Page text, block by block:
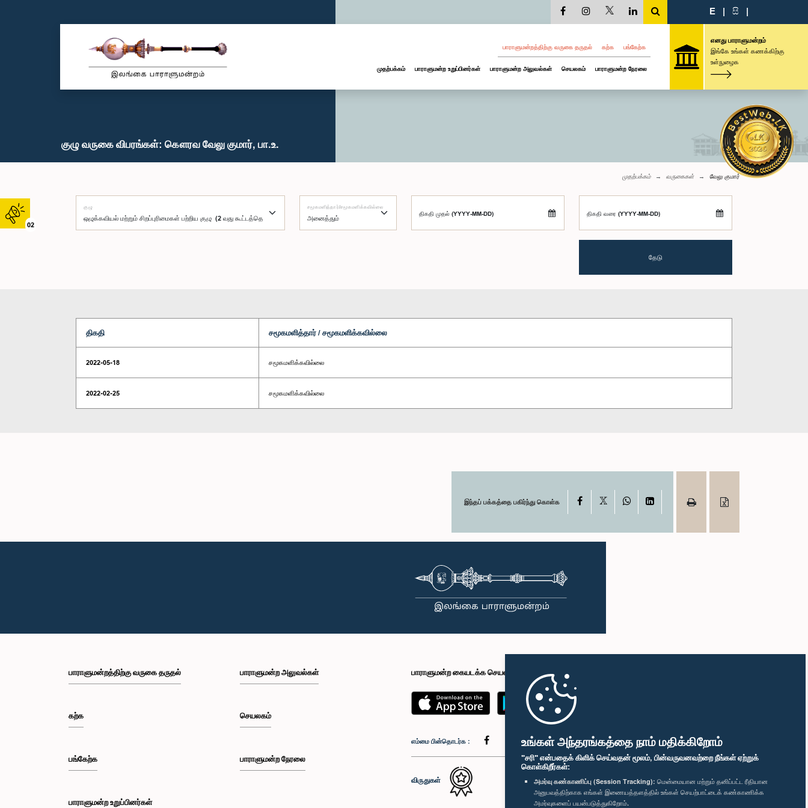
உங்கள் அந்தரங்கத்தை நாம் மதிக்கிறோம்
"சரி" என்பதைக் கிளிக் செய்வதன் மூலம், பின்வருவனவற்றை நீங்கள் ஏற்றுக்
கொள்கிறீர்கள்:
அமர்வு கண்காணிப்பு (Session Tracking): மென்மையான மற்றும் தனிப்பட்ட ரீதியான
அனுபவத்திற்காக எங்கள் இணையத்தளத்தில் உங்கள் செயற்பாட்டைக் கண்காணிக்க
அமர்வுகளைப் பயன்படுத்துகிறோம்.
02
E | සි |
பாராளுமன்றத்திற்கு வருகை தருதல் கற்க பங்கேற்க
முதற்பக்கம் பாராளுமன்ற உறுப்பினர்கள் பாராளுமன்ற அலுவல்கள் செயலகம் பாராளுமன்ற நேரலை
எனது பாராளுமன்றம்
இங்கே உங்கள் கணக்கிற்கு
உள்நுழைக
குழு வருகை விபரங்கள்: கௌரவ வேலு குமார், பா.உ.
முதற்பக்கம் வருகைகள் வேலு குமார்
குழு சமூகமளித்தார்/சமூகமளிக்கவில்லை
திகதி முதல் (YYYY-MM-DD) திகதி வரை (YYYY-MM-DD)
தேடு
திகதி சமூகமளித்தார் / சமூகமளிக்கவில்லை
2022-05-18 சமூகமளிக்கவில்லை
2022-02-25 சமூகமளிக்கவில்லை
இந்தப் பக்கத்தை பகிர்ந்து கொள்க Facebook WhatsAppLinkedIn
பாராளுமன்றத்திற்கு வருகை தருதல்
கற்க
பங்கேற்க
பாராளுமன்ற உறுப்பினர்கள்
பாராளுமன்ற அலுவல்கள்
செயலகம்
பாராளுமன்ற நேரலை
பாராளுமன்ற கையடக்க செயலி
எம்மை பின்தொடர்க :
விருதுகள்